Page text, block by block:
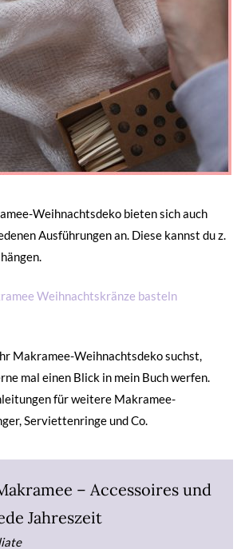
Weihnachtsdeko bieten sich auch
Ausführungen an. Diese kannst du z.
Makramee-Weihnachtsdeko suchst,
mal einen Blick in mein Buch werfen.
für weitere Makramee-
Serviettenringe und Co.
– Accessoires und
Jahreszeit